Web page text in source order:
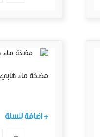
مضخة ماء هابي 2 حصان 3 انش
+ اضافة للسلة